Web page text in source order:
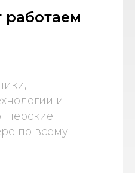
работаем
и
по всему